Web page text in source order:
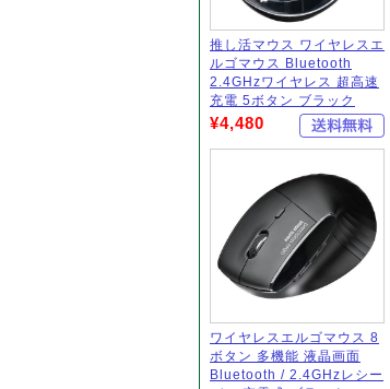
推し活マウス ワイヤレスエ
ルゴマウス Bluetooth
2.4GHzワイヤレス 超高速
充電 5ボタン ブラック
¥4,480
ワイヤレスエルゴマウス 8
ボタン 多機能 液晶画面
Bluetooth / 2.4GHzレシー